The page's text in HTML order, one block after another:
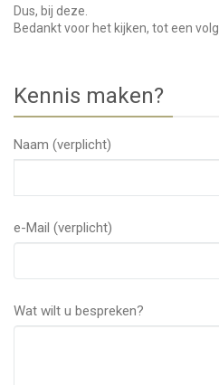
Dus, bij deze.
Bedankt voor het kijken, tot een
Kennis maken?
Naam (verplicht)
e-Mail (verplicht)
Wat wilt u bespreken?